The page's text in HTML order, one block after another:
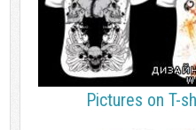
Pictures on T-